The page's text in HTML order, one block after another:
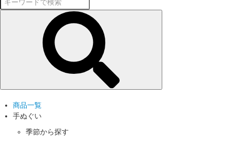
商品一覧
手ぬぐい
季節から探す